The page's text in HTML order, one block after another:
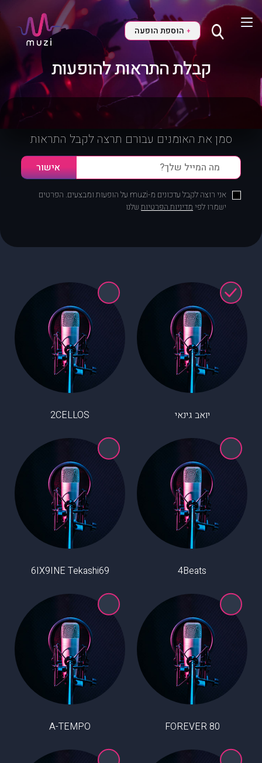
+ הוספת הופעה
קבלת התראות להופעות
סמן את האומנים עבורם תרצה לקבל התראות
אני רוצה לקבל עדכונים מ-muzi על הופעות ומבצעים. הפרטים
ישמרו לפימדיניות הפרטיותשלנו
יואב גינאי 2CELLOS
4Beats
6IX9INE Tekashi69
80 FOREVER
A-TEMPO